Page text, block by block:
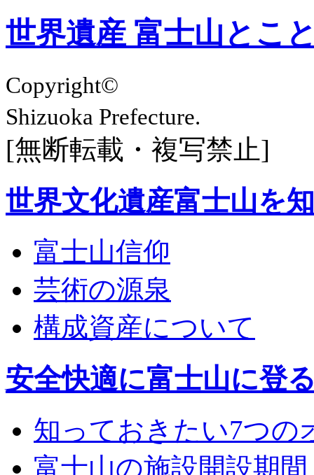
世界遺産 富士山とこ
Copyright©
Shizuoka Prefecture.
[無断転載・複写禁止]
世界文化遺産富士山を
富士山信仰
芸術の源泉
構成資産について
安全快適に富士山に登
知っておきたい7つの
富士山の施設開設期間